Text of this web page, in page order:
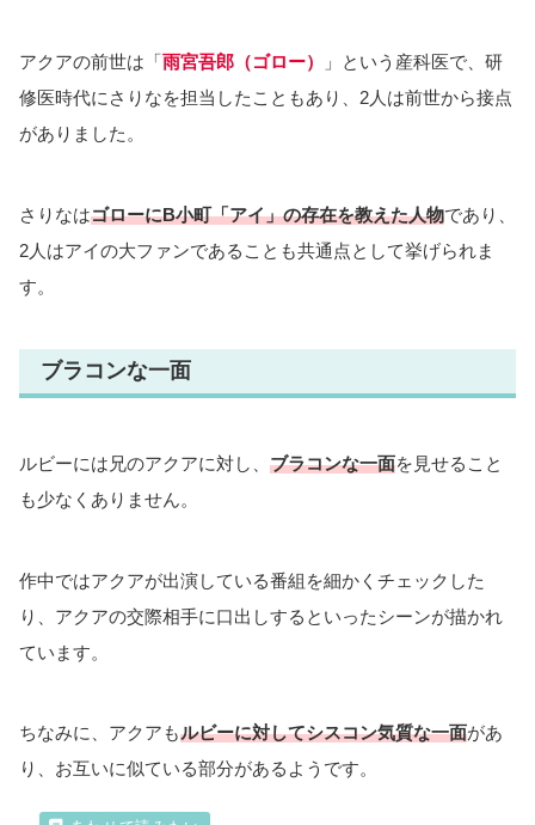
アクアの前世は「雨宮吾郎（ゴロー）
」という産科医で、研
修医時代にさりなを担当したこともあり、2人は前世から接点
がありました。
さりなはゴローにB小町「アイ」の存在を教えた人物であり、
2人はアイの大ファンであることも共通点として挙げられま
す。
ブラコンな一面
ルビーには兄のアクアに対し、 ブラコンな一面を見せること
も少なくありません。
作中ではアクアが出演している番組を細かくチェックした
り、アクアの交際相手に口出しするといったシーンが描かれ
ています。
ちなみに、アクアもルビーに対してシスコン気質な一面があ
り、お互いに似ている部分があるようです。